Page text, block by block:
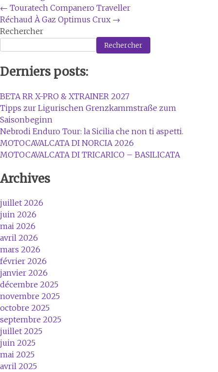
Navigation
de
l'article
← Touratech Companero Traveller
Réchaud À Gaz Optimus Crux →
Rechercher
Rechercher
Derniers posts:
BETA RR X-PRO & XTRAINER 2027
Tipps zur Ligurischen Grenzkammstraße zum
Saisonbeginn
Nebrodi Enduro Tour: la Sicilia che non ti aspetti.
MOTOCAVALCATA DI NORCIA 2026
MOTOCAVALCATA DI TRICARICO – BASILICATA
Archives
juillet 2026
juin 2026
mai 2026
avril 2026
mars 2026
février 2026
janvier 2026
décembre 2025
novembre 2025
octobre 2025
septembre 2025
juillet 2025
juin 2025
mai 2025
avril 2025